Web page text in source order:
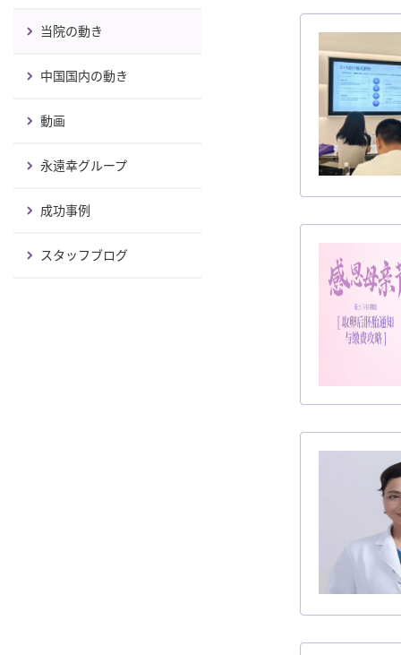
当院の動き
中国国内の動き
動画
永遠幸グループ
成功事例
スタッフブログ